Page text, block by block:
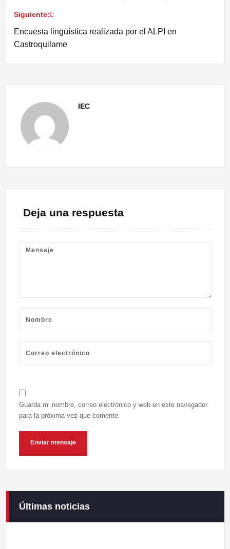
entradas
Siguiente:
Encuesta lingüística realizada por el ALPI en
Castroquilame
IEC
Deja una respuesta
Guarda mi nombre, correo electrónico y web en este navegador
para la próxima vez que comente.
Últimas noticias
Campaneirus 2026